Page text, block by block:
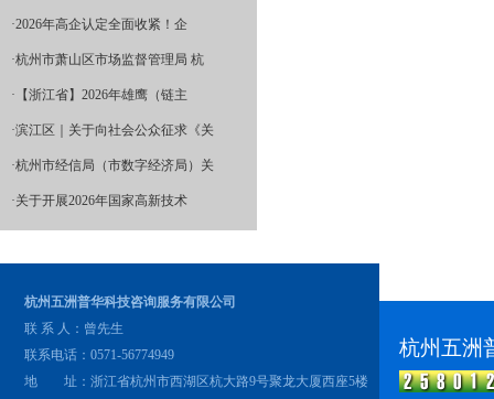
·2026年高企认定全面收紧！企
·杭州市萧山区市场监督管理局 杭
· 【浙江省】2026年雄鹰（链主
·滨江区｜关于向社会公众征求《关
·杭州市经信局（市数字经济局）关
·关于开展2026年国家高新技术
杭州五洲普华科技咨询服务有限公司
联 系 人：曾先生
联系电话：0571-56774949
地 址：浙江省杭州市西湖区杭大路9号聚龙大厦西座5楼
杭州五洲